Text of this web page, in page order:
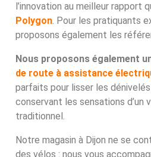
l’innovation au meilleur rapport
Polygon. Pour les pratiquants
proposons également les
Nous proposons également
de route à assistance
parfaits pour lisser les
conservant les sensations d’un
traditionnel.
Notre magasin à Dijon ne se
des vélos : nous vous